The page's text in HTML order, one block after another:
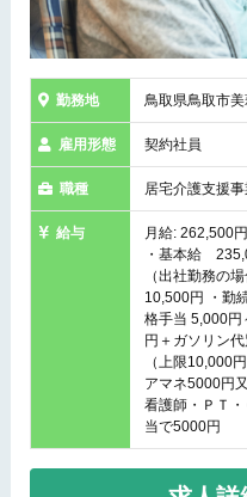
勤務地 鳥取県鳥取市
雇用形態 契約社員
職種 居宅介護支援
給与
月給: 262,500
・基本給
（出社勤務の
10,500円 ・勤
格手当 5,000
円＋ガソリン
（上限10,000
アマネ5000円
看護師・ＰＴ
当で5000円